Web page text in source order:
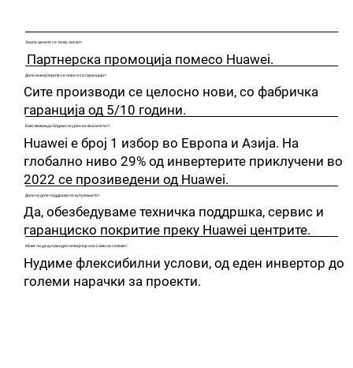
Зошто цените се толку ниски?
Партнерска промоција помесо Huawei.
Дали инверторите се нови и со гаранција?
Сите производи се целосно нови, со фабричка
гаранција од 5/10 години.
Како можам да бидам сигурен во квалитетот?
Huawei е број 1 избор во Европа и Азија. На
глобално ниво 29% од инвертерите приклучени вo
2022 се прозиведени од Huawei.
Дали нудите поддршка по купувањето?
Да, обезбедуваме техничка поддршка, сервис и
гаранциско покритие преку Huawei центрите.
Може ли да купам еден инвертор или само на големо?
Нудиме флексибилни услови, од еден инвертор до
големи нарачки за проекти.